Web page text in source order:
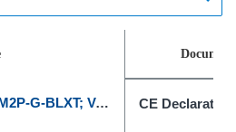
BioLector XT, model M2P-G-BLXT; Valve Control Unit, model M2P-E-MFXT; Light Array Module (LAM), model C92483 CE